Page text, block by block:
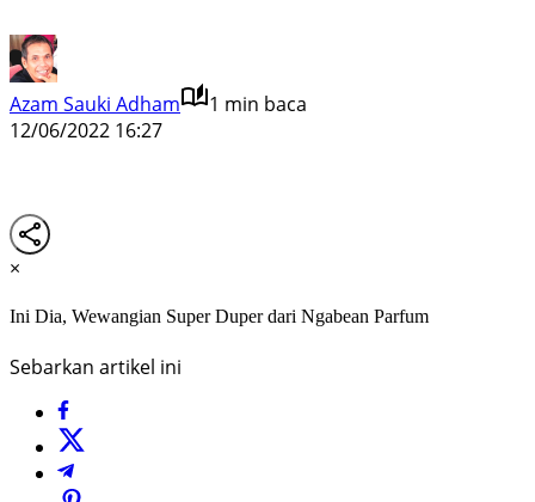
Azam Sauki Adham
1 min baca
12/06/2022 16:27
×
Ini Dia, Wewangian Super Duper dari Ngabean Parfum
Sebarkan artikel ini